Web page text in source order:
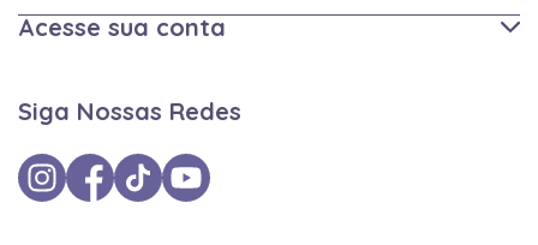
Acesse sua conta
Siga Nossas Redes